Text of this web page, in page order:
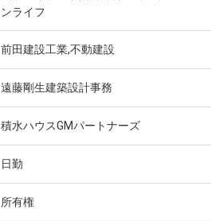
ンライフ
前田建設工業,不動建設
遠藤剛生建築設計事務
積水ハウスGMパートナーズ
日勤
所有権